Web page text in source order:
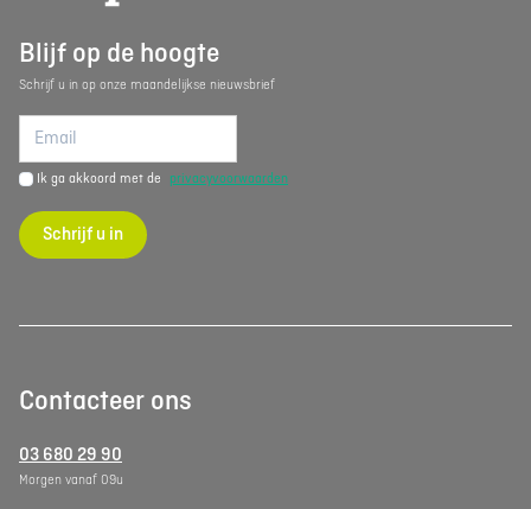
Blijf op de hoogte
Schrijf u in op onze maandelijkse nieuwsbrief
Ik ga akkoord met de privacyvoorwaarden
Schrijf u in
Contacteer ons
03 680 29 90
Morgen vanaf 09u